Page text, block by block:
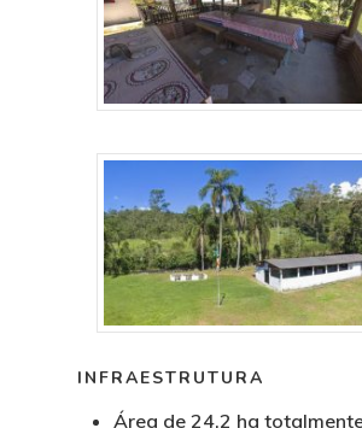
INFRAESTRUTURA
Área de 24,2 ha